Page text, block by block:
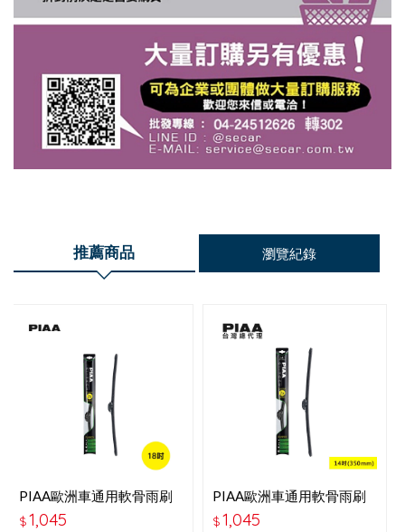
推薦商品 瀏覽紀錄
PIAA歐洲車通用軟骨雨刷
18吋
$1,045
PIAA歐洲車通用軟骨雨刷
14吋-P97035B
$1,045